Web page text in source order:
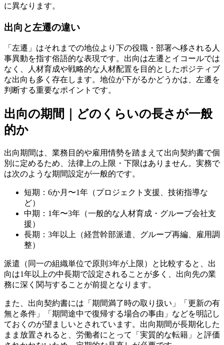
に異なります。
出向と左遷の違い
「左遷」はそれまでの地位より下の役職・部署へ移される人
事異動を指す俗語的な表現です。出向は左遷とイコールでは
なく、人材育成や戦略的な人材配置を目的としたポジティブ
な出向も多く存在します。地位が下がるかどうかは、左遷を
判断する重要なポイントです。
出向の期間｜どのくらいの長さが一般
的か
出向期間は、業務目的や雇用情勢を踏まえて出向契約書で個
別に定めるため、法律上の上限・下限はありません。実務で
は次のような期間設定が一般的です。
短期：6か月〜1年（プロジェクト支援、技術指導な
ど）
中期：1年〜3年（一般的な人材育成・グループ会社支
援）
長期：3年以上（経営幹部派遣、グループ再編、雇用調
整）
派遣（同一の組織単位で原則3年が上限）と比較すると、出
向は1年以上の中長期で設定されることが多く、出向先の業
務に深く関与することが前提となります。
また、出向契約書には「期間満了時の取り扱い」「更新の有
無と条件」「期間途中で復帰する場合の事由」などを明記し
ておくのが望ましいとされています。出向期間が長期化した
まま放置されると、労働者にとって「実質的な転籍」と評価